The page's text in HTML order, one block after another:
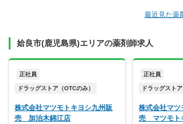
最近見た薬
姶良市(鹿児島県)エリアの薬剤師求人
正社員
ドラッグストア（OTCのみ）
株式会社マツモトキヨシ九州販
売 加治木錦江店
正社員
ドラッグスト
株式会社マツ
売 マツモト